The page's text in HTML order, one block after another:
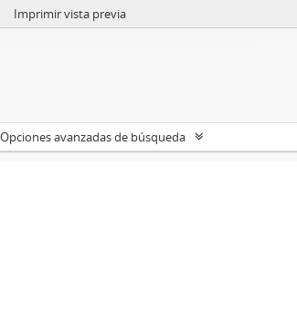
Imprimir vista previa
Opciones avanzadas de búsqueda